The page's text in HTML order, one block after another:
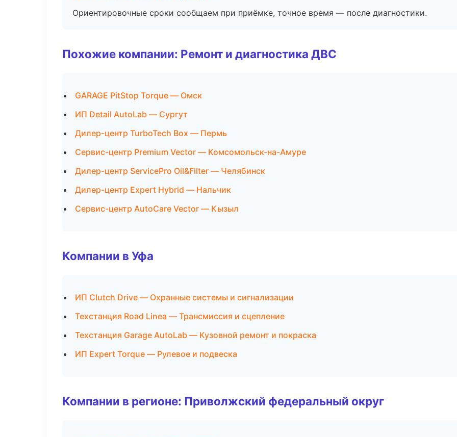
Ориентировочные сроки сообщаем при приёмке, точное время — после диагностики.
Похожие компании: Ремонт и диагностика ДВС
GARAGE PitStop Torque — Омск
ИП Detail AutoLab — Сургут
Дилер-центр TurboTech Box — Пермь
Сервис-центр Premium Vector — Комсомольск-на-Амуре
Дилер-центр ServicePro Oil&Filter — Челябинск
Дилер-центр Expert Hybrid — Нальчик
Сервис-центр AutoCare Vector — Кызыл
Компании в Уфа
ИП Clutch Drive — Охранные системы и сигнализации
Техстанция Road Linea — Трансмиссия и сцепление
Техстанция Garage AutoLab — Кузовной ремонт и покраска
ИП Expert Torque — Рулевое и подвеска
Компании в регионе: Приволжский федеральный округ